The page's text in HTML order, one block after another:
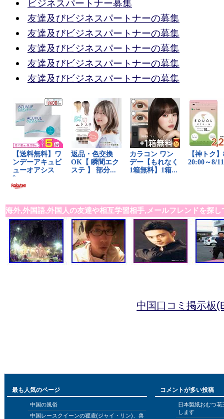
ビジネスパートナー募集
友達及びビジネスパートナーの募集
友達及びビジネスパートナーの募集
友達及びビジネスパートナーの募集
友達及びビジネスパートナーの募集
友達及びビジネスパートナーの募集
海外,外国語,外国人の友達や相互学習相手,メールフレンドを探し
中国口コミ掲示板
最も人気のページ
中国の風俗
中国レースクイーンの翟凌(ジャイ・リン)、兽
コメントが多い投稿
日本製紙おむつ
します